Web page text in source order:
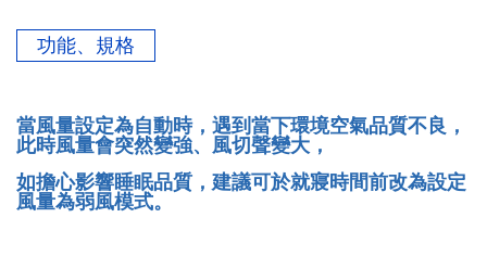
功能、規格
當風量設定為自動時，遇到當下環境空氣品質不良，
此時風量會突然變強、風切聲變大，
如擔心影響睡眠品質，建議可於就寢時間前改為設定
風量為弱風模式。